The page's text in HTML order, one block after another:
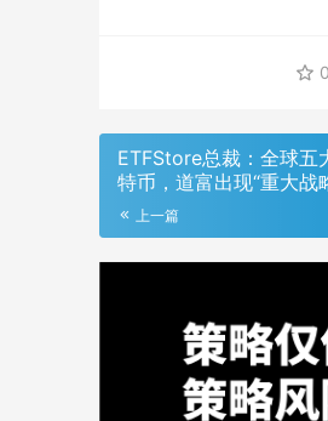
0
ETFStore总裁：全球五
特币，道富出现“重大战
上一篇